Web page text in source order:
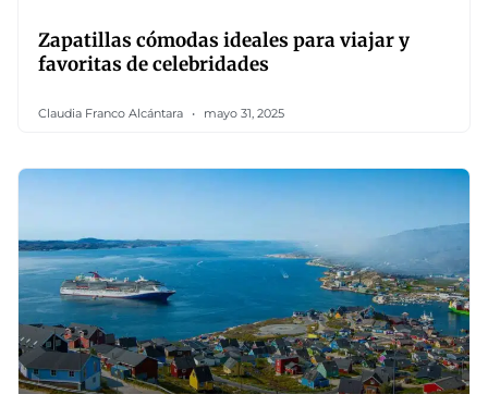
Zapatillas cómodas ideales para viajar y
favoritas de celebridades
Claudia Franco Alcántara mayo 31, 2025